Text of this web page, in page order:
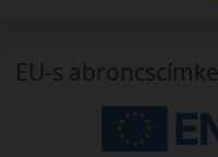
EU-s abroncscímke